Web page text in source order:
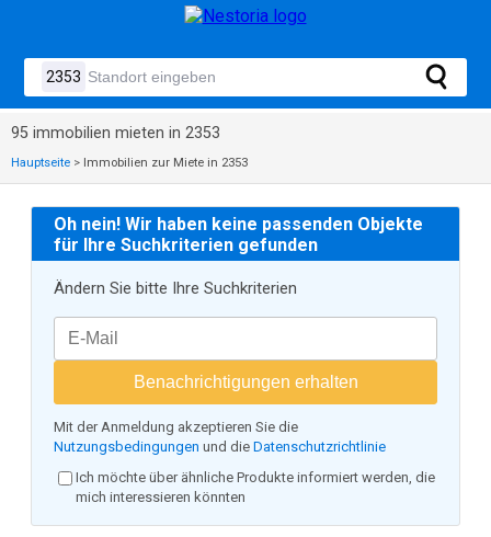
95 immobilien mieten in 2353
Hauptseite > Immobilien zur Miete in 2353
Oh nein! Wir haben keine passenden Objekte
für Ihre Suchkriterien gefunden
Ändern Sie bitte Ihre Suchkriterien
Benachrichtigungen erhalten
Mit der Anmeldung akzeptieren Sie die
Nutzungsbedingungen und die Datenschutzrichtlinie
Ich möchte über ähnliche Produkte informiert werden, die
mich interessieren könnten